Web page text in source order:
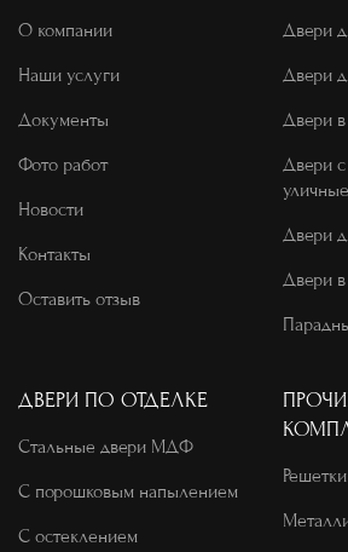
О компании
Наши услуги
Документы
Фото работ
Новости
Контакты
Оставить отзыв
Двери
Двери
Двери
Двери
уличные
Двери
Двери
ДВЕРИ ПО ОТДЕЛКЕ
Стальные двери МДФ
С порошковым напылением
С остеклением